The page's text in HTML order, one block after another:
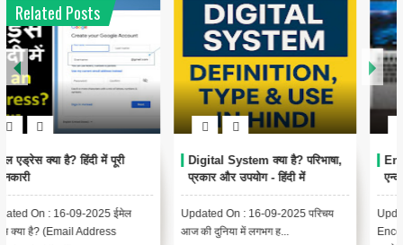
Related Posts
Encoding Meaning in Hindi |
एन्कोडिंग का मतलब और उपयोग
Updated On : 13-09-2025
Encoding Meaning in Hindi |
6
थंबनेल क्या है? | Thumbnail
Meaning in Hindi (YouTube
& Computer Example)
{ "@context": "https://schema.org",